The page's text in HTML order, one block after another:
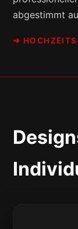
abgestimmt
➜